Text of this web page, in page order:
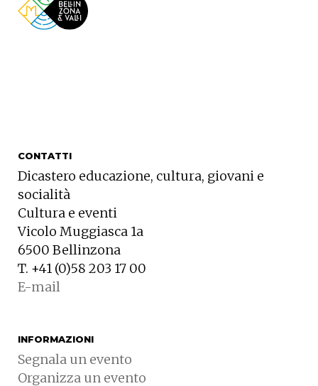
CONTATTI
Dicastero educazione, cultura, giovani e
socialità
Cultura e eventi
Vicolo Muggiasca 1a
6500 Bellinzona
T. +41 (0)58 203 17 00
E-mail
INFORMAZIONI
Segnala un evento
Organizza un evento